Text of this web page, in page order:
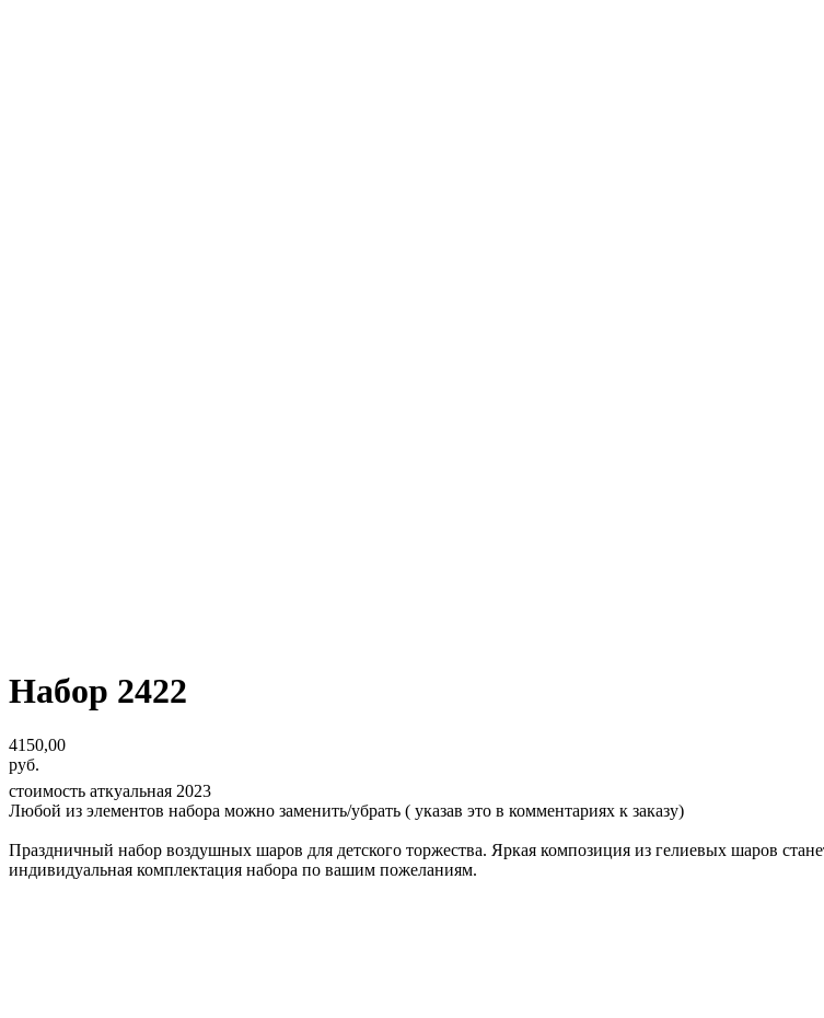
Набор 2422
4150,00
руб.
стоимость аткуальная 2023
Любой из элементов набора можно заменить/убрать ( указав это в комментариях к заказу)
Праздничный набор воздушных шаров для детского торжества. Яркая композиция из гелиевых шаров
индивидуальная комплектация набора по вашим пожеланиям.